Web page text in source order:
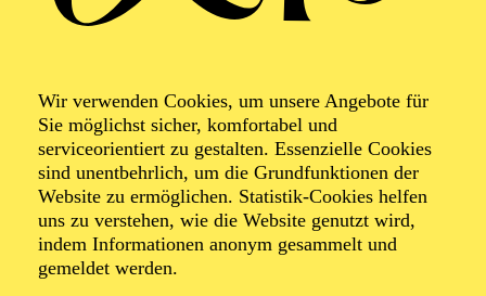
Wir verwenden Cookies, um unsere Angebote für
Sie möglichst sicher, komfortabel und
serviceorientiert zu gestalten. Essenzielle Cookies
sind unentbehrlich, um die Grundfunktionen der
Website zu ermöglichen. Statistik-Cookies helfen
uns zu verstehen, wie die Website genutzt wird,
indem Informationen anonym gesammelt und
gemeldet werden.
Foto: Benne Ochs
Aljoscha Lennert
Tenor